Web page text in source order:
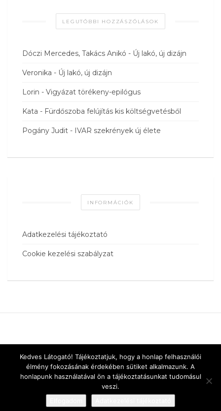
LEGUTÓBBI HOZZÁSZÓLÁSOK
Dóczi Mercedes, Takács Anikó - Új lakó, új dizájn
Veronika - Új lakó, új dizájn
Lorin - Vigyázat törékeny-epilógus
Kata - Fürdőszoba felújítás kis költségvetésből
Pogány Judit - IVAR szekrények új élete
INFORMÁCIÓK
Adatkezelési tájékoztató
Cookie kezelési szabályzat
Kedves Látogató! Tájékoztatjuk, hogy a honlap felhasználói
élmény fokozásának érdekében sütiket alkalmazunk. A
honlapunk használatával ön a tájékoztatásunkat tudomásul
veszi.